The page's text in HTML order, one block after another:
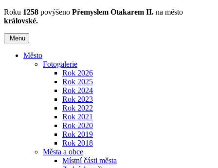
Roku 1258 povýšeno Přemyslem Otakarem II. na město
královské.
Menu
Město
Fotogalerie
Rok 2026
Rok 2025
Rok 2024
Rok 2023
Rok 2022
Rok 2021
Rok 2020
Rok 2019
Rok 2018
Města a obce
Místní části města